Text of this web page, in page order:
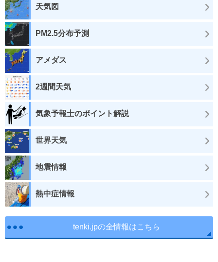
天気図
PM2.5分布予測
アメダス
2週間天気
気象予報士のポイント解説
世界天気
地震情報
熱中症情報
tenki.jpの全情報はこちら